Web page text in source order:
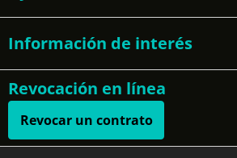
Información de interés
Revocación en línea
Revocar un contrato